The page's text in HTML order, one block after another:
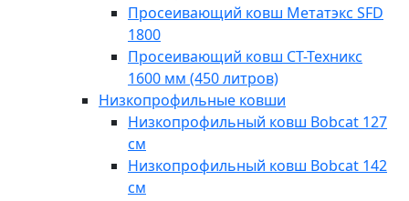
Просеивающий ковш Метатэкс SFD
1800
Просеивающий ковш СТ-Техникс
1600 мм (450 литров)
Низкопрофильные ковши
Низкопрофильный ковш Bobcat 127
см
Низкопрофильный ковш Bobcat 142
см